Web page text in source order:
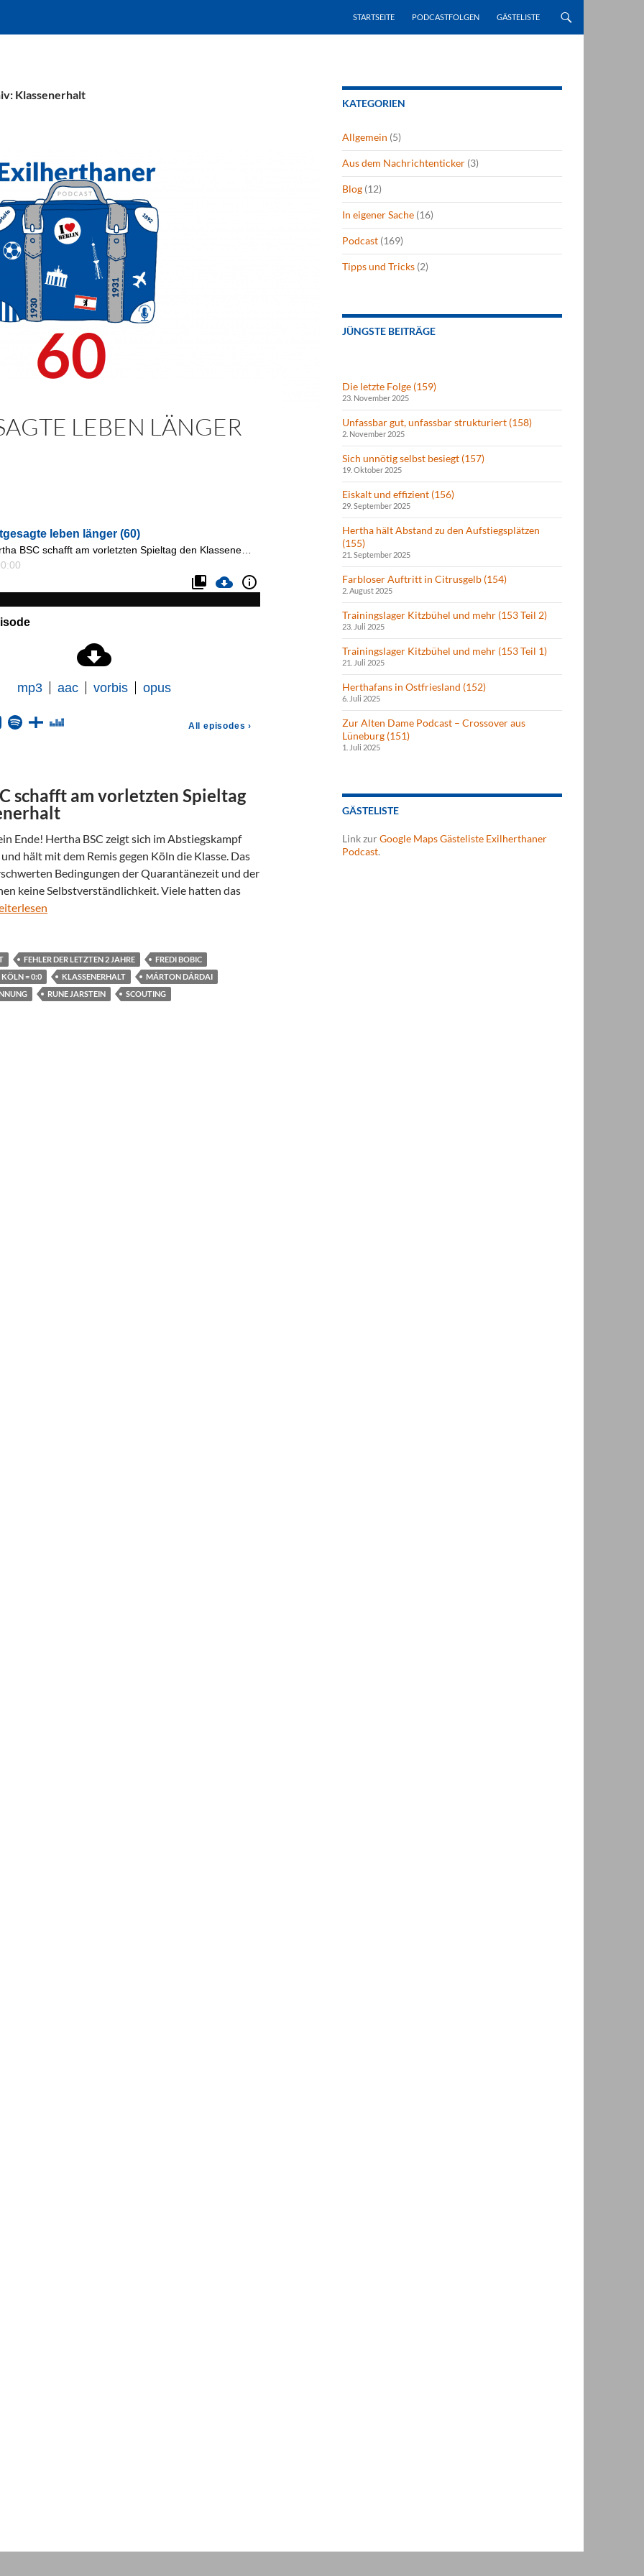
STARTSEITE PODCASTFOLGEN GÄSTELISTE
Klassenerhalt
LEBEN LÄNGER
schafft am vorletzten Spieltag
Ende! Hertha BSC zeigt sich im Abstiegskampf
hält mit dem Remis gegen Köln die Klasse. Das
Bedingungen der Quarantänezeit und der
keine Selbstverständlichkeit. Viele hatten das
FEHLER DER LETZTEN 2 JAHRE
FREDI BOBIC
KÖLN = 0:0
KLASSENERHALT
MÁRTON DÁRDAI
RUNE JARSTEIN SCOUTING
KATEGORIEN
Allgemein (5)
Aus dem Nachrichtenticker (3)
Blog (12)
In eigener Sache (16)
Podcast (169)
Tipps und Tricks (2)
JÜNGSTE BEITRÄGE
Die letzte Folge (159)
23. November 2025
Unfassbar gut, unfassbar strukturiert (158)
2. November 2025
Sich unnötig selbst besiegt (157)
19. Oktober 2025
Eiskalt und effizient (156)
29. September 2025
Hertha hält Abstand zu den Aufstiegsplätzen
(155)
21. September 2025
Farbloser Auftritt in Citrusgelb (154)
2. August 2025
Trainingslager Kitzbühel und mehr (153 Teil 2)
23. Juli 2025
Trainingslager Kitzbühel und mehr (153 Teil 1)
21. Juli 2025
Herthafans in Ostfriesland (152)
6. Juli 2025
Zur Alten Dame Podcast – Crossover aus
Lüneburg (151)
1. Juli 2025
GÄSTELISTE
Link zurGoogle Maps Gästeliste Exilherthaner
Podcast.